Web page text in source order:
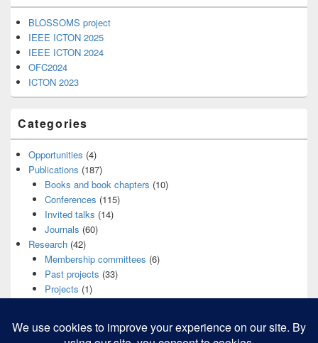
BLOSSOMS project
IEEE ICTON 2025
IEEE ICTON 2024
OFC2024
ICTON 2023
Categories
Opportunities (4)
Publications (187)
Books and book chapters (10)
Conferences (115)
Invited talks (14)
Journals (60)
Research (42)
Membership committees (6)
Past projects (33)
Projects (1)
xc(6)